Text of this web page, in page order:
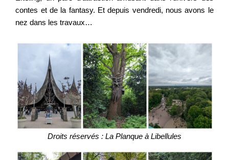
contes et de la fantasy. Et depuis vendredi, nous avons le
nez dans les travaux…
Droits réservés : La Planque à Libellules